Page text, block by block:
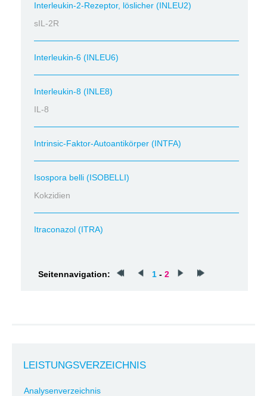
Interleukin-2-Rezeptor, löslicher (INLEU2)
sIL-2R
Interleukin-6 (INLEU6)
Interleukin-8 (INLE8)
IL-8
Intrinsic-Faktor-Autoantikörper (INTFA)
Isospora belli (ISOBELLI)
Kokzidien
Itraconazol (ITRA)
Seitennavigation: 1 - 2
LEISTUNGSVERZEICHNIS
Analysenverzeichnis